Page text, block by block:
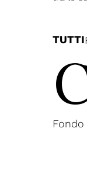
TUTTI
Fondo